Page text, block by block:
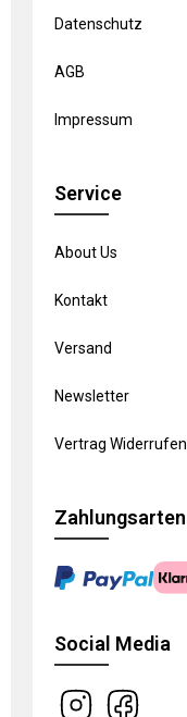
Datenschutz
AGB
Impressum
Service
About Us
Kontakt
Versand
Newsletter
Vertrag Widerrufen
Zahlungsarten
Social Media